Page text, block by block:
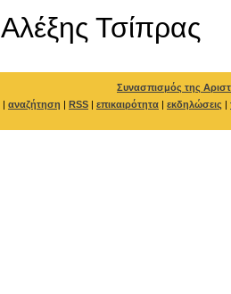
Αλέξης Τσίπρας
Συνασπισμός της
| αναζήτηση | RSS | επικαιρότητα | εκδηλώσεις |